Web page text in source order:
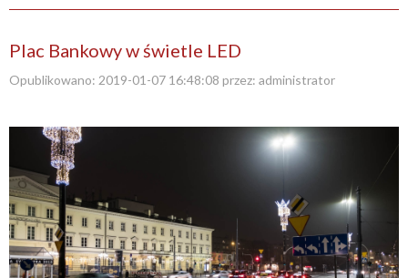
Plac Bankowy w świetle LED
Opublikowano: 2019-01-07 16:48:08 przez: administrator